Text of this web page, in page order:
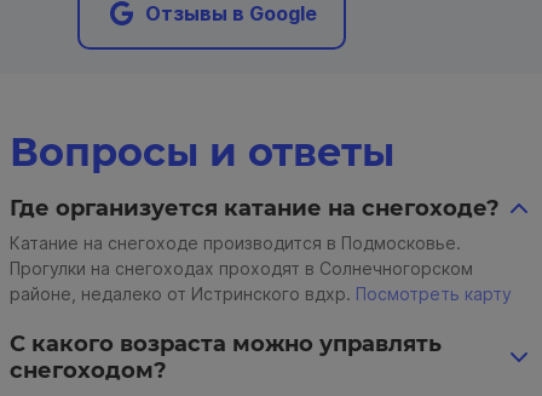
Отзывы в Google
Вопросы и ответы
Где организуется катание на снегоходе?
Катание на снегоходе производится в Подмосковье.
Прогулки на снегоходах проходят в Солнечногорском
районе, недалеко от Истринского вдхр. Посмотреть карту
С какого возраста можно управлять
снегоходом?